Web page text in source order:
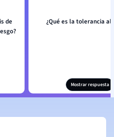
de
¿Qué es la tolerancia al
Mostrar respuesta